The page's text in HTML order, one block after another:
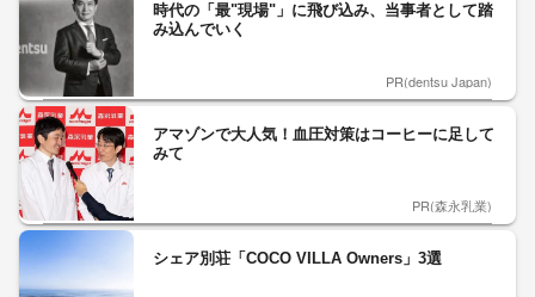
時代の「最"現場"」に飛び込み、当事者として踏
み込んでいく
PR(dentsu Japan)
アマゾンで大人気！血圧対策はコーヒーに足して
みて
PR(森永乳業)
シェア別荘「COCO VILLA Owners」3選